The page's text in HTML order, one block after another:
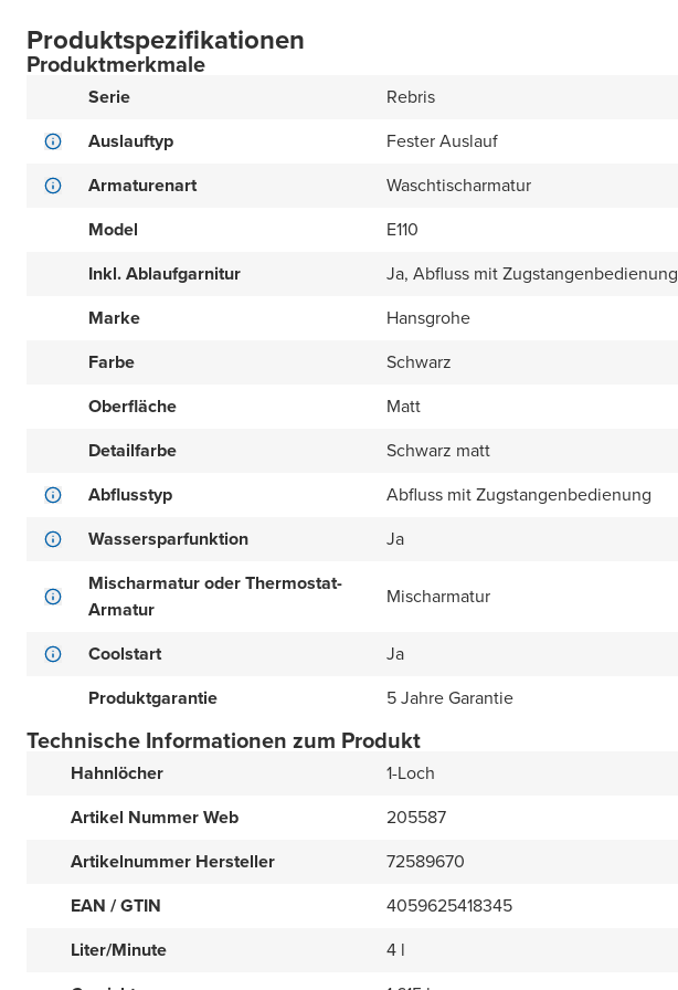
Produktspezifikationen
Produktmerkmale
Serie
Rebris
Auslauftyp
Fester Auslauf
Armaturenart
Waschtischarmatur
Model
E110
Inkl. Ablaufgarnitur
Ja, Abfluss mit Zugstangenbedienung
Marke
Hansgrohe
Farbe
Schwarz
Oberfläche
Matt
Detailfarbe
Schwarz matt
Abflusstyp
Abfluss mit Zugstangenbedienung
Wassersparfunktion
Ja
Mischarmatur oder Thermostat-
Armatur
Mischarmatur
Coolstart
Ja
Produktgarantie
5 Jahre Garantie
Technische Informationen zum Produkt
Hahnlöcher
1-Loch
Artikel Nummer Web
205587
Artikelnummer Hersteller
72589670
EAN / GTIN
4059625418345
Liter/Minute
4 l